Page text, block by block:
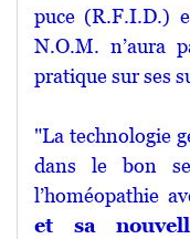
puce (R.F.I.D.)
N.O.M. n’aura
pratique sur ses
"La technologie
dans le bon
l’homéopathie
et sa